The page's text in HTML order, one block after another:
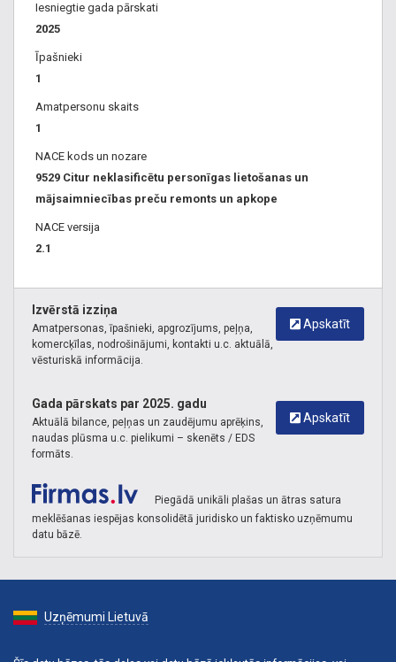
Iesniegtie gada pārskati
2025
Īpašnieki
1
Amatpersonu skaits
1
NACE kods un nozare
9529 Citur neklasificētu personīgas lietošanas un
mājsaimniecības preču remonts un apkope
NACE versija
2.1
Apskatīt
Izvērstā izziņa
Amatpersonas, īpašnieki, apgrozījums, peļņa,
komercķīlas, nodrošinājumi, kontakti u.c. aktuālā,
vēsturiskā informācija.
Apskatīt
Gada pārskats par 2025. gadu
Aktuālā bilance, peļņas un zaudējumu aprēķins,
naudas plūsma u.c. pielikumi – skenēts / EDS
formāts.
Piegādā unikāli plašas un ātras satura
meklēšanas iespējas konsolidētā juridisko un faktisko uzņēmumu
datu bāzē.
Uzņēmumi Lietuvā